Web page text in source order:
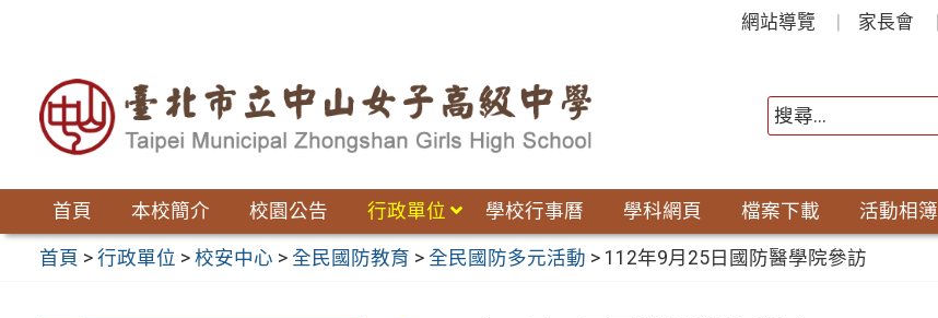
網站導覽 家長會
首頁 本校簡介 校園公告 行政單位 學校行事曆 學科網頁 檔案下載 活動相簿
首頁 >行政單位 >校安中心 > 全民國防教育 > 全民國防多元活動 > 112年9月25日國防醫學院參訪